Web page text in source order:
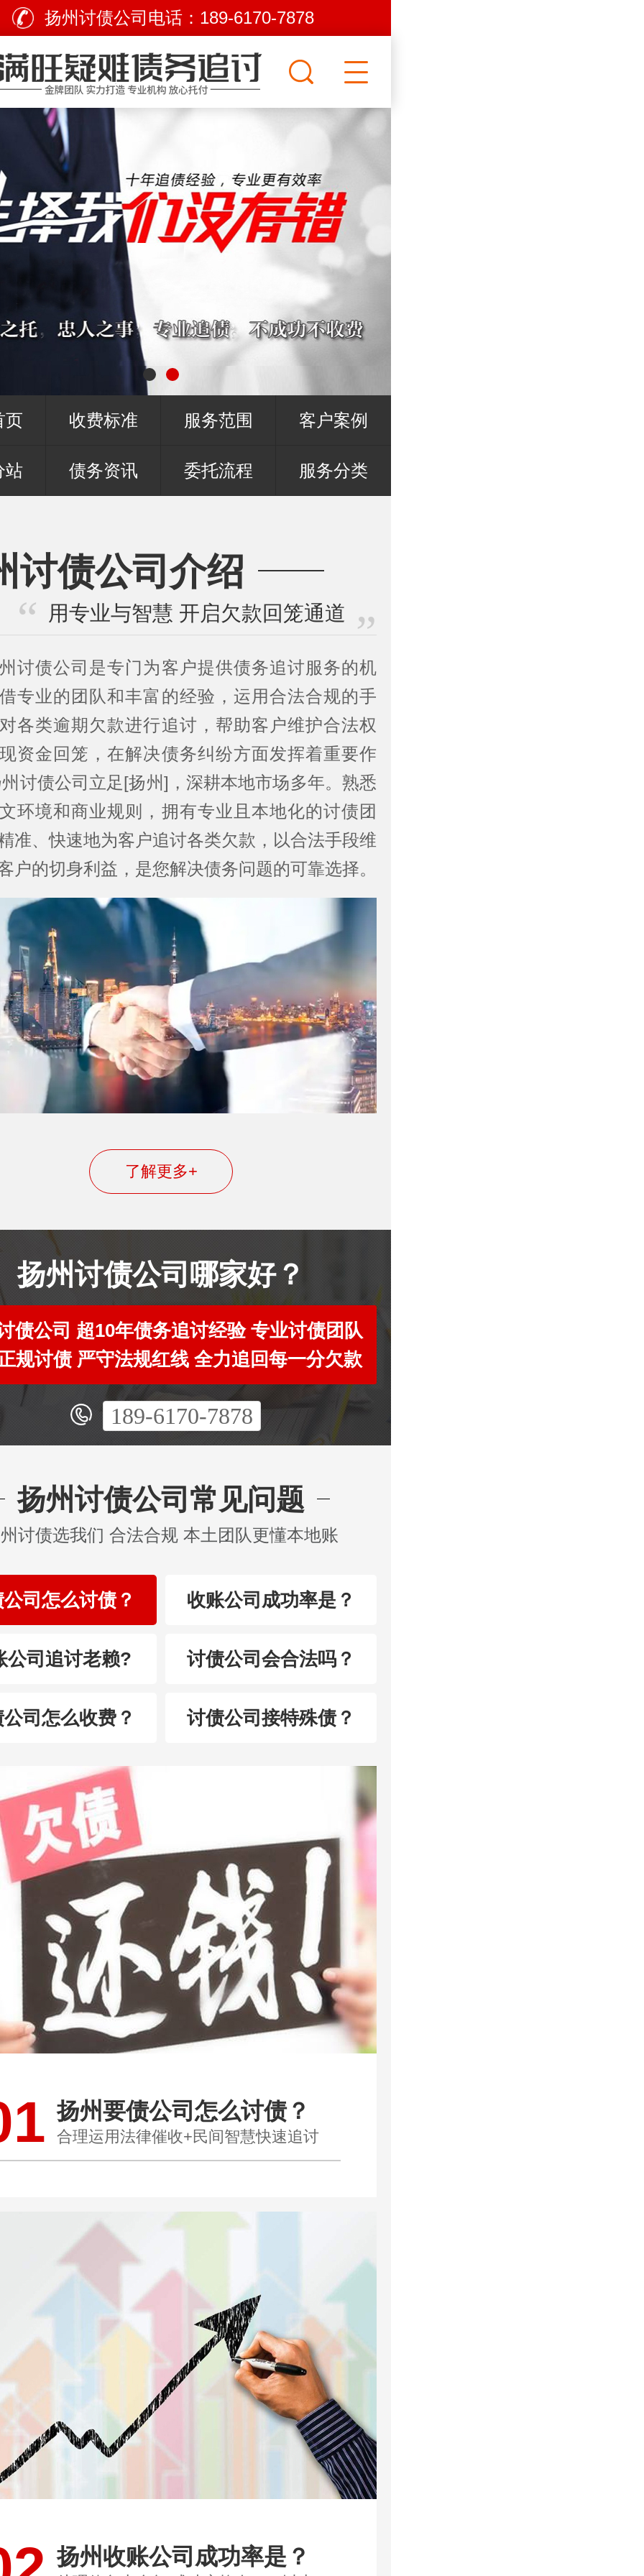
扬州讨债公司电话： 189-6170-7878
页 收费标准 服务范围 客户案例
站 债务资讯 委托流程 服务分类
讨债公司介绍
用专业与智慧 开启欠款回笼通道
讨债公司是专门为客户提供债务追讨服务的机
专业的团队和丰富的经验，运用合法合规的手
各类逾期欠款进行追讨，帮助客户维护合法权
资金回笼，在解决债务纠纷方面发挥着重要作
讨债公司立足[扬州]，深耕本地市场多年。熟悉
环境和商业规则，拥有专业且本地化的讨债团
准、快速地为客户追讨各类欠款，以合法手段维
户的切身利益，是您解决债务问题的可靠选择。
了解更多+
扬州讨债公司哪家好？
债公司 超10年债务追讨经验 专业讨债团队
规讨债 严守法规红线 全力追回每一分欠款
189-6170-7878
扬州讨债公司常见问题
讨债选我们 合法合规 本土团队更懂本地账
司怎么讨债？ 收账公司成功率是？
公司追讨老赖? 讨债公司会合法吗？
司怎么收费？ 讨债公司接特殊债？
扬州要债公司怎么讨债？
合理运用法律催收+民间智慧快速追讨
扬州收账公司成功率是？